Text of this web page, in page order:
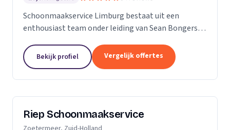
Schoonmaakservice Limburg bestaat uit een
enthousiast team onder leiding van Sean Bongers,
een aantal jaren in de schoonmaakbranche
werkzaam te...
Bekijk profiel Vergelijk offertes
Riep Schoonmaakservice